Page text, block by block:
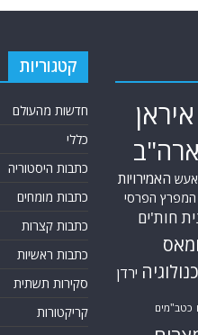
איראן
ארה"ב
האמירויות
המפרץ הפרסי
חות'ים
ירדן
כטב"מים
קטגוריות
חדשות מהעולם
כללי
כתבות היסטוריה
כתבות מומחים
כתבות קצרות
כתבות ראשיות
סקירות תשתית
קריקטורות